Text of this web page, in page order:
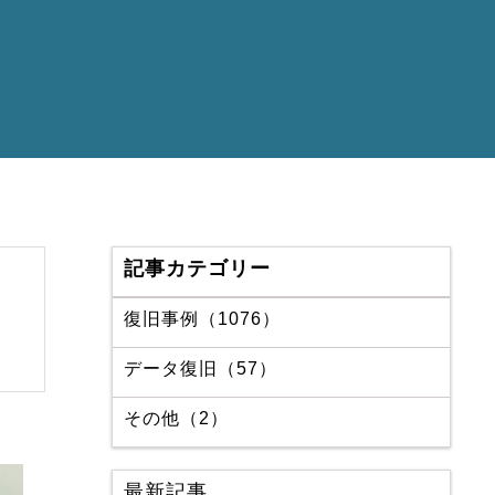
記事カテゴリー
復旧事例（1076）
データ復旧（57）
その他（2）